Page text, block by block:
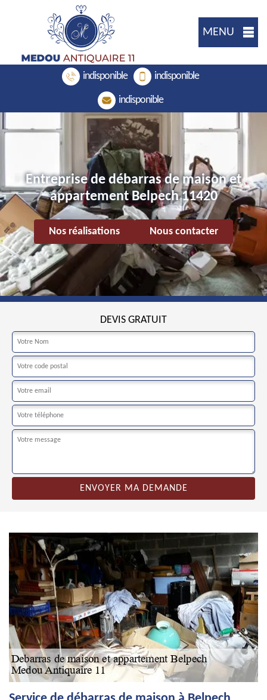
MENU
indisponible indisponible
indisponible
Entreprise de débarras de maison et
appartement Belpech 11420
Nos réalisations Nous contacter
DEVIS GRATUIT